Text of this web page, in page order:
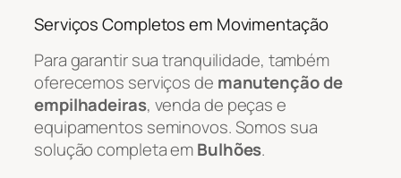
Serviços Completos em Movimentação
Para garantir sua tranquilidade, também
oferecemos serviços de manutenção de
empilhadeiras, venda de peças e
equipamentos seminovos. Somos sua
solução completa emBulhões.